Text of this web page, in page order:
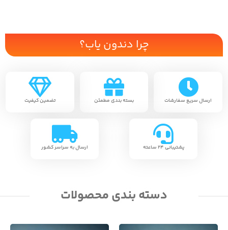
چرا دندون یاب؟
ارسال سریع سفارشات بسته بندی مطمئن تضمین کیفیت
پشتیبانی ۲۴ ساعته ارسال به سراسر کشور
دسته بندی محصولات​